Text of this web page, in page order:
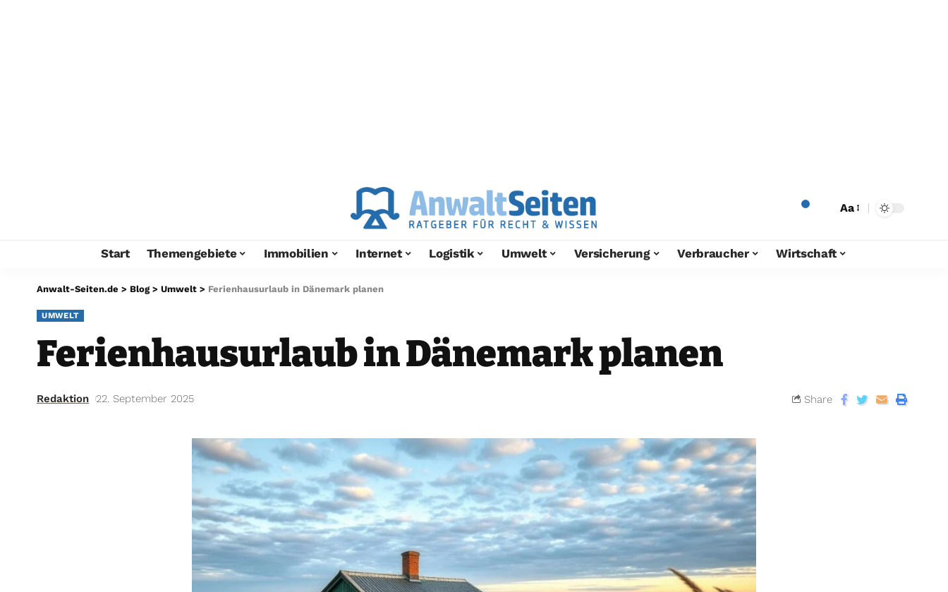
Aa
Start Themengebiete Immobilien Internet Logistik Umwelt Versicherung Verbraucher Wirtschaft
Anwalt-Seiten.de > Blog> Umwelt > Ferienhausurlaub in Dänemark planen
UMWELT
Ferienhausurlaub in Dänemark planen
Redaktion 22. September 2025 Share